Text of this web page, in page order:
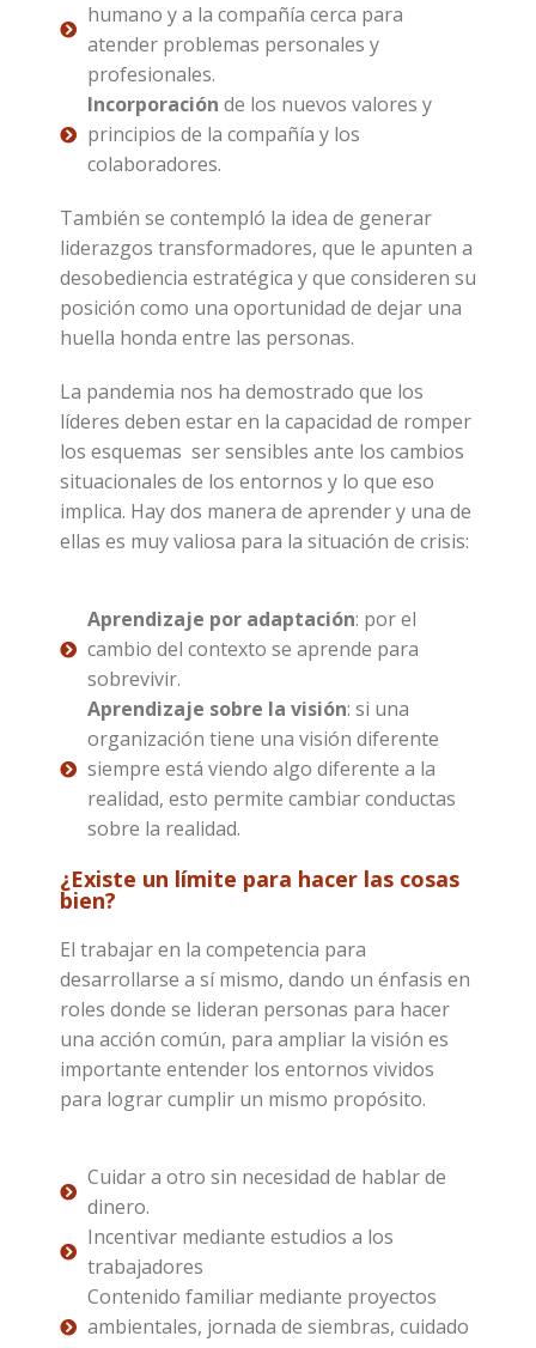
humano y a la compañía cerca para
atender problemas personales y
profesionales.
Incorporación de los nuevos valores y
principios de la compañía y los
colaboradores.
También se contempló la idea de generar
liderazgos transformadores, que le apunten a
desobediencia estratégica y que consideren su
posición como una oportunidad de dejar una
huella honda entre las personas.
La pandemia nos ha demostrado que los
líderes deben estar en la capacidad de romper
los esquemas ser sensibles ante los cambios
situacionales de los entornos y lo que eso
implica. Hay dos manera de aprender y una de
ellas es muy valiosa para la situación de crisis:
Aprendizaje por adaptación: por el
cambio del contexto se aprende para
sobrevivir.
Aprendizaje sobre la visión: si una
organización tiene una visión diferente
siempre está viendo algo diferente a la
realidad, esto permite cambiar conductas
sobre la realidad.
¿Existe un límite para hacer las cosas
bien?
El trabajar en la competencia para
desarrollarse a sí mismo, dando un énfasis en
roles donde se lideran personas para hacer
una acción común, para ampliar la visión es
importante entender los entornos vividos
para lograr cumplir un mismo propósito.
Cuidar a otro sin necesidad de hablar de
dinero.
Incentivar mediante estudios a los
trabajadores
Contenido familiar mediante proyectos
ambientales, jornada de siembras, cuidado